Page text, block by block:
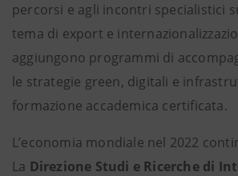
percorsi e agli incontri specialistici
tema di export e
aggiungono programmi di
le strategie green, digitali e
formazione accademica certificata.
L’economia mondiale nel 2022
La Direzione Studi e Ricerche di